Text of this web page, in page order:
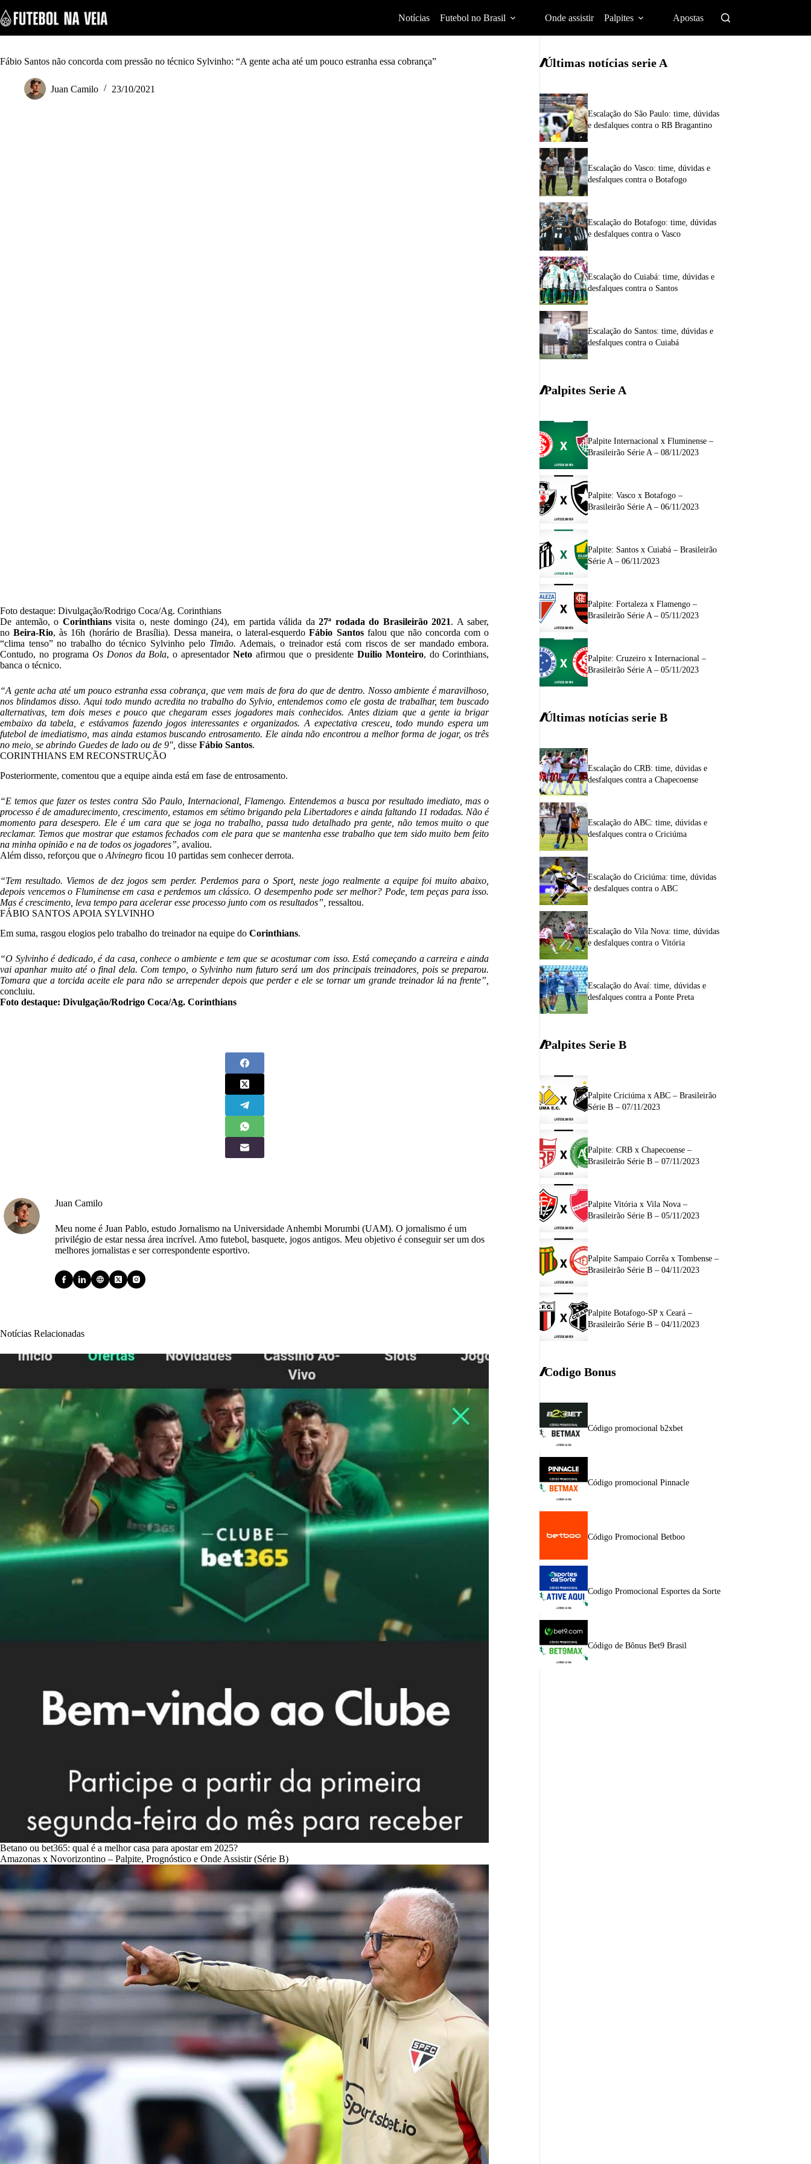
k
i
p
o
Notícias Futebol no Brasil Onde assistir Palpites Apostas
Fábio Santos não concorda com pressão no técnico Sylvinho: “A gente acha até um pouco estranha essa cobrança”
Juan Camilo 23/10/2021
Foto destaque: Divulgação/Rodrigo Coca/Ag. Corinthians
De antemão, o Corinthiansvisita o, neste domingo (24), em partida válida da27ª rodada do Brasileirão 2021. A saber,
noBeira-Rio, às 16h (horário de Brasília). Dessa maneira, o lateral-esquerdo Fábio Santos falou que não concorda com o
“clima tenso” no trabalho do técnico Sylvinho peloTimão.Ademais, o treinador está com riscos de ser mandado embora.
Contudo, no programa Os Donos da Bola, o apresentadorNeto afirmou que o presidenteDuilio Monteiro, do Corinthians,
banca o técnico.
“A gente acha até um pouco estranha essa cobrança, que vem mais de fora do que de dentro. Nosso ambiente é maravilhoso,
nos blindamos disso. Aqui todo mundo acredita no trabalho do Sylvio, entendemos como ele gosta de trabalhar, tem buscado
alternativas, tem dois meses e pouco que chegaram esses jogadores mais conhecidos. Antes diziam que a gente ia brigar
embaixo da tabela, e estávamos fazendo jogos interessantes e organizados. A expectativa cresceu, todo mundo espera um
futebol de imediatismo, mas ainda estamos buscando entrosamento. Ele ainda não encontrou a melhor forma de jogar, os três
no meio, se abrindo Guedes de lado ou de 9″, disse Fábio Santos.
CORINTHIANS EM RECONSTRUÇÃO
Posteriormente, comentou que a equipe ainda está em fase de entrosamento.
“E temos que fazer os testes contra São Paulo, Internacional, Flamengo. Entendemos a busca por resultado imediato, mas o
processo é de amadurecimento, crescimento, estamos em sétimo brigando pela Libertadores e ainda faltando 11 rodadas. Não é
momento para desespero. Ele é um cara que se joga no trabalho, passa tudo detalhado pra gente, não temos muito o que
reclamar. Temos que mostrar que estamos fechados com ele para que se mantenhaesse trabalho que tem sido muito bem feito
na minha opinião e na de todos os jogadores”, avaliou.
Além disso, reforçou que o Alvinegro ficou 10 partidas sem conhecer derrota.
“Tem resultado. Viemos de dez jogos sem perder. Perdemos para o Sport, neste jogo realmente a equipe foi muito abaixo,
depois vencemos o Fluminense em casa e perdemos um clássico. O desempenho pode ser melhor? Pode, tem peças para isso.
Mas é crescimento, leva tempo para acelerar esse processo junto com os resultados”, ressaltou.
FÁBIO SANTOS APOIA SYLVINHO
Em suma, rasgou elogios pelo trabalho do treinador na equipe do Corinthians.
“O Sylvinho é dedicado, é da casa, conhece o ambiente e tem que se acostumar com isso. Está começando a carreira e ainda
vai apanhar muito até o final dela. Com tempo, o Sylvinho num futuro será um dos principais treinadores, pois se preparou.
Tomara que a torcida aceite ele para não se arrepender depois que perder e ele se tornar um grande treinador lá na frente”,
concluiu.
Foto destaque: Divulgação/Rodrigo Coca/Ag. Corinthians
Juan Camilo
Meu nome é Juan Pablo, estudo Jornalismo na Universidade Anhembi Morumbi (UAM). O jornalismo é um
privilégio de estar nessa área incrível. Amo futebol, basquete, jogos antigos. Meu objetivo é conseguir ser um dos
melhores jornalistas e ser correspondente esportivo.
Notícias Relacionadas
Betano ou bet365: qual é a melhor casa para apostar em 2025?
Amazonas x Novorizontino – Palpite, Prognóstico e Onde Assistir (Série B)
Últimas notícias serie A
Escalação do São Paulo: time, dúvidas
e desfalques contra o RB Bragantino
Escalação do Vasco: time, dúvidas e
desfalques contra o Botafogo
Escalação do Botafogo: time, dúvidas
e desfalques contra o Vasco
Escalação do Cuiabá: time, dúvidas e
desfalques contra o Santos
Escalação do Santos: time, dúvidas e
desfalques contra o Cuiabá
Palpites Serie A
Palpite Internacional x Fluminense –
Brasileirão Série A – 08/11/2023
Palpite: Vasco x Botafogo –
Brasileirão Série A – 06/11/2023
Palpite: Santos x Cuiabá – Brasileirão
Série A – 06/11/2023
Palpite: Fortaleza x Flamengo –
Brasileirão Série A – 05/11/2023
Palpite: Cruzeiro x Internacional –
Brasileirão Série A – 05/11/2023
Últimas notícias serie B
Escalação do CRB: time, dúvidas e
desfalques contra a Chapecoense
Escalação do ABC: time, dúvidas e
desfalques contra o Criciúma
Escalação do Criciúma: time, dúvidas
e desfalques contra o ABC
Escalação do Vila Nova: time, dúvidas
e desfalques contra o Vitória
Escalação do Avaí: time, dúvidas e
desfalques contra a Ponte Preta
Palpites Serie B
Palpite Criciúma x ABC – Brasileirão
Série B – 07/11/2023
Palpite: CRB x Chapecoense –
Brasileirão Série B – 07/11/2023
Palpite Vitória x Vila Nova –
Brasileirão Série B – 05/11/2023
Palpite Sampaio Corrêa x Tombense –
Brasileirão Série B – 04/11/2023
Palpite Botafogo-SP x Ceará –
Brasileirão Série B – 04/11/2023
Codigo Bonus
Código promocional b2xbet
Código promocional Pinnacle
Código Promocional Betboo
Codigo Promocional Esportes da Sorte
Código de Bônus Bet9 Brasil